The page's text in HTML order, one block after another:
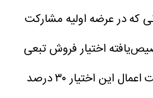
که در عرضه اولیه مشارکت
اختیار فروش تبعی
دریافت خواهند کرد. قیمت اعمال این اختیار ۳۰ درصد